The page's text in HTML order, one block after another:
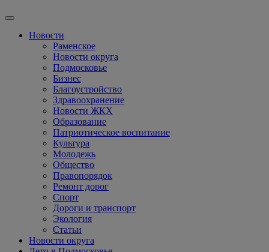
Новости
Раменское
Новости округа
Подмосковье
Бизнес
Благоустройство
Здравоохранение
Новости ЖКХ
Образование
Патриотическое воспитание
Культура
Молодежь
Общество
Правопорядок
Ремонт дорог
Спорт
Дороги и транспорт
Экология
Статьи
Новости округа